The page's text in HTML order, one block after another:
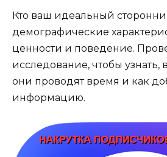
Кто ваш идеальный
демографические
ценности и поведение.
исследование, чтобы узнать,
они проводят время и как
информацию.